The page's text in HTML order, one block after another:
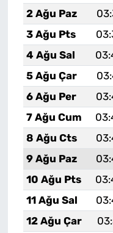
2 Ağu Paz
3 Ağu Pts
4 Ağu Sal
5 Ağu Çar
6 Ağu Per
7 Ağu Cum
8 Ağu Cts
9 Ağu Paz
10 Ağu Pts
11 Ağu Sal
12 Ağu Çar